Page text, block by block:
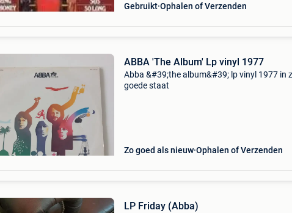
Gebruikt Ophalen of Verzenden
ABBA 'The Album' Lp vinyl 1977
Abba &#39;the album&#39; lp vinyl 1977 in
goede staat
Zo goed als nieuw Ophalen of Verzenden
LP Friday (Abba)